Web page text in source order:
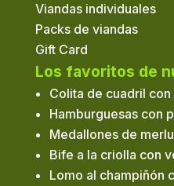
Viandas individuales
Packs de viandas
Gift Card
Los favoritos de
Colita de cuadril con
Hamburguesas con
Medallones de
Bife a la criolla con
Lomo al champiñón